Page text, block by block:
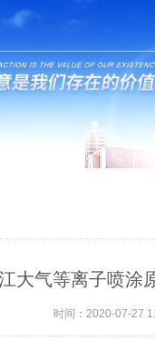
大气等离子喷涂
时间：2020-07-27